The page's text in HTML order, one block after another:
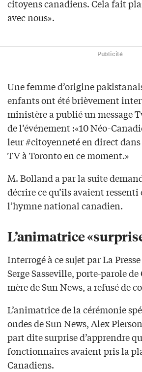
citoyens canadiens. Cela fait
avec nous».
Publicité
Une femme d’origine
enfants ont été brièvement
ministère a publié un message
de l’événement :«10 Néo-
leur #citoyenneté en direct
TV à Toronto en ce moment.»
M. Bolland a par la suite
décrire ce qu’ils avaient
l’hymne national canadien.
L’animatrice
Interrogé à ce sujet par La
Serge Sasseville, porte-parole de
mère de Sun News, a refusé de
L’animatrice de la cérémonie
ondes de Sun News, Alex
part dite surprise d’apprendre
fonctionnaires avaient pris la
Canadiens.